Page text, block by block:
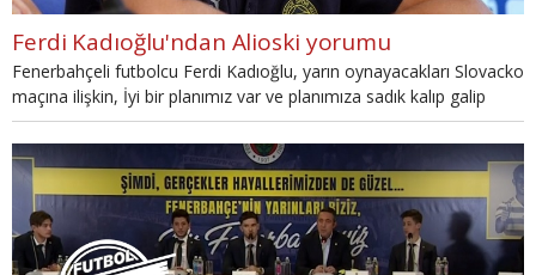
Ferdi Kadıoğlu'ndan Alioski yorumu
Fenerbahçeli futbolcu Ferdi Kadıoğlu, yarın oynayacakları Slovacko
maçına ilişkin, İyi bir planımız var ve planımıza sadık kalıp galip
gelmek istiyoruz dedi.